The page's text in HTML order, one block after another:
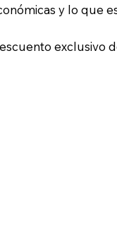
y lo que
exclusivo